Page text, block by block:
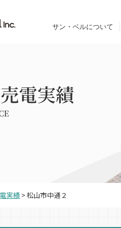
サン・ベルについて
電実績
実績 >松山市中通２